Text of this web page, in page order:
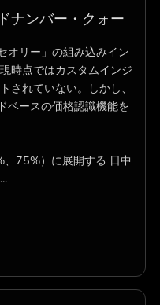
ナンバー・クォー
オリー」の組み込みイン
時点ではカスタムインジ
されていない。しかし、
ベースの価格認識機能を
75%）に展開する 日中